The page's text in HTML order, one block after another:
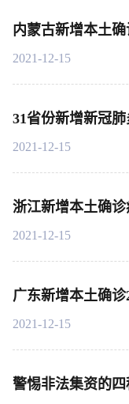
内蒙古新增本土
2021-12-15
31省份新增新冠
2021-12-15
浙江新增本土确
2021-12-15
广东新增本土确
2021-12-15
警惕非法集资的